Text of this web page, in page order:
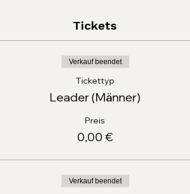
Tickets
Verkauf beendet
Tickettyp
Leader (Männer)
Preis
0,00 €
Verkauf beendet